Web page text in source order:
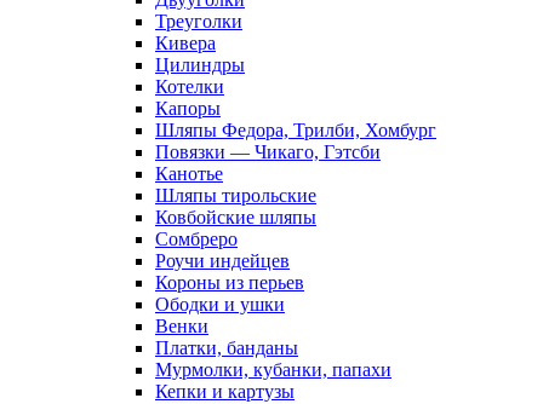
Треуголки
Кивера
Цилиндры
Котелки
Капоры
Шляпы Федора, Трилби, Хомбург
Повязки — Чикаго, Гэтсби
Канотье
Шляпы тирольские
Ковбойские шляпы
Сомбреро
Роучи индейцев
Короны из перьев
Ободки и ушки
Венки
Платки, банданы
Мурмолки, кубанки, папахи
Кепки и картузы